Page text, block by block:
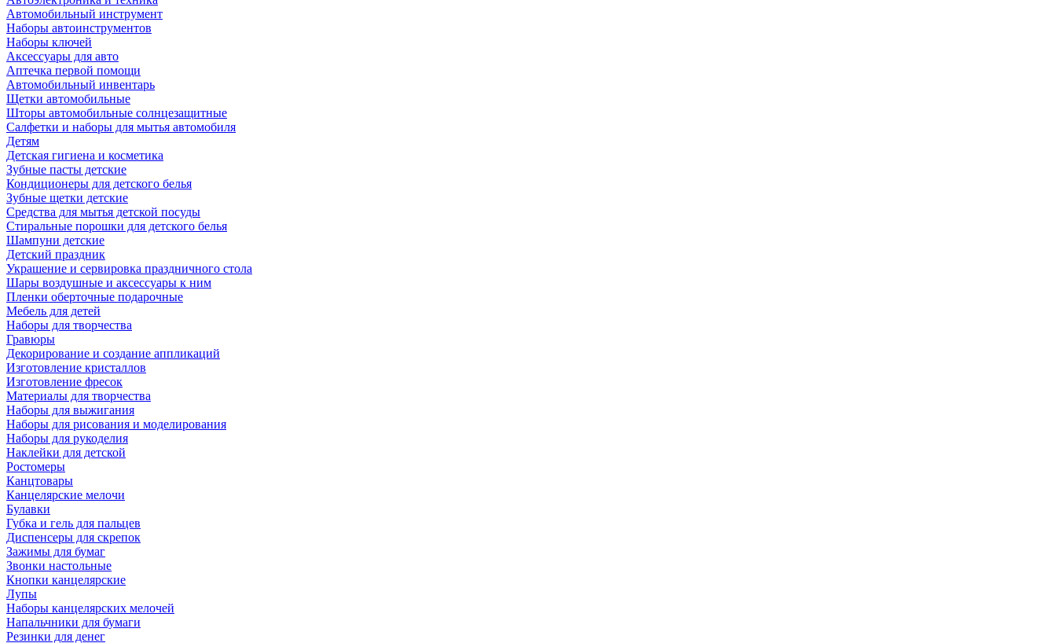
Автомобильный инструмент
Наборы автоинструментов
Наборы ключей
Аксессуары для авто
Аптечка первой помощи
Автомобильный инвентарь
Щетки автомобильные
Шторы автомобильные солнцезащитные
Салфетки и наборы для мытья автомобиля
Детям
Детская гигиена и косметика
Зубные пасты детские
Кондиционеры для детского белья
Зубные щетки детские
Средства для мытья детской посуды
Стиральные порошки для детского белья
Шампуни детские
Детский праздник
Украшение и сервировка праздничного стола
Шары воздушные и аксессуары к ним
Пленки оберточные подарочные
Мебель для детей
Наборы для творчества
Гравюры
Декорирование и создание аппликаций
Изготовление кристаллов
Изготовление фресок
Материалы для творчества
Наборы для выжигания
Наборы для рисования и моделирования
Наборы для рукоделия
Наклейки для детской
Ростомеры
Канцтовары
Канцелярские мелочи
Булавки
Губка и гель для пальцев
Диспенсеры для скрепок
Зажимы для бумаг
Звонки настольные
Кнопки канцелярские
Лупы
Наборы канцелярских мелочей
Напальчники для бумаги
Резинки для денег